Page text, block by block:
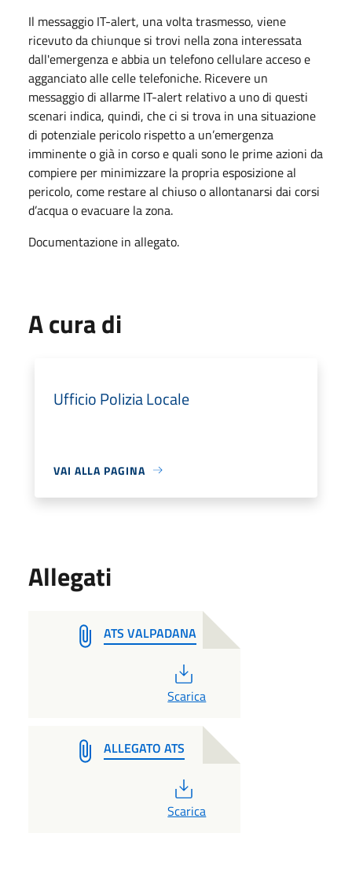
Il messaggio IT-alert, una volta trasmesso, viene
ricevuto da chiunque si trovi nella zona interessata
dall'emergenza e abbia un telefono cellulare acceso e
agganciato alle celle telefoniche. Ricevere un
messaggio di allarme IT-alert relativo a uno di questi
scenari indica, quindi, che ci si trova in una situazione
di potenziale pericolo rispetto a un’emergenza
imminente o già in corso e quali sono le prime azioni da
compiere per minimizzare la propria esposizione al
pericolo, come restare al chiuso o allontanarsi dai corsi
d’acqua o evacuare la zona.
Documentazione in allegato.
A cura di
Ufficio Polizia Locale
VAI ALLA PAGINA
Allegati
ATS VALPADANA
Scarica
ALLEGATO ATS
Scarica